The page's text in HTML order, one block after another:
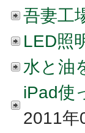
吾妻工
LED照
水と油
iPad使
2011年